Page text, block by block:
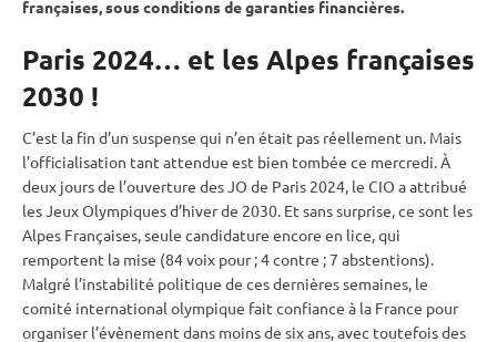
françaises, sous conditions de garanties financières.
Paris 2024… et les Alpes françaises
2030 !
C’est la fin d’un suspense qui n’en était pas réellement un. Mais
l’officialisation tant attendue est bien tombée ce mercredi. À
deux jours de l’ouverture des JO de Paris 2024, le CIO a attribué
lesJeux Olympiquesd’hiver de 2030. Et sans surprise, ce sont les
Alpes Françaises, seule candidature encore en lice, qui
remportent la mise (84 voix pour ; 4 contre ; 7 abstentions).
Malgré l’instabilité politique de ces dernières semaines, le
comité international olympique fait confiance à la France pour
organiser l’évènement dans moins de six ans, avec toutefois des